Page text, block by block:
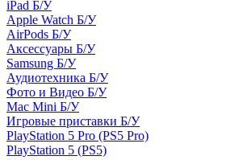
iPad Б/У
Apple Watch Б/У
AirPods Б/У
Аксессуары Б/У
Samsung Б/У
Аудиотехника Б/У
Фото и Видео Б/У
Mac Mini Б/У
Игровые приставки Б/У
PlayStation 5 Pro (PS5 Pro)
PlayStation 5 (PS5)